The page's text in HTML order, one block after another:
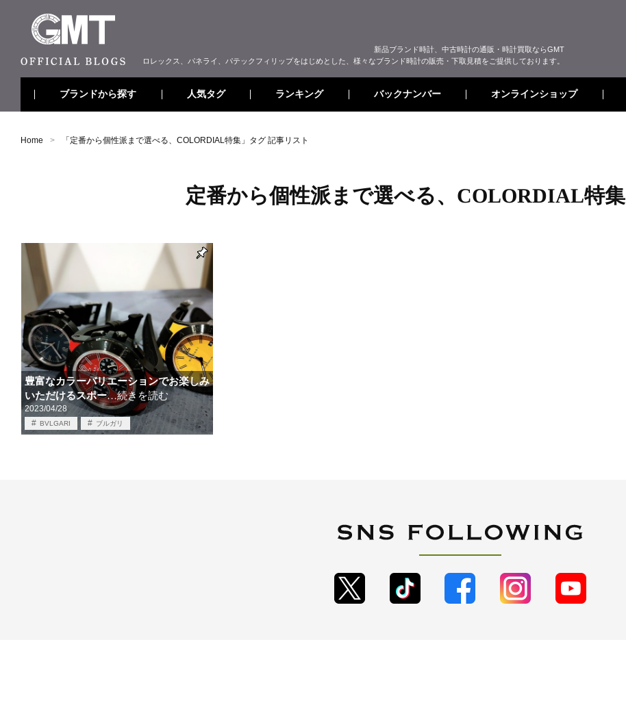
新品ブランド時計、中古時計の通販・時計買取ならGMT
ロレックス、パネライ、パテックフィリップをはじめとした、様々なブランド時計の販売・下取見積をご提供しております。
ブランドから探す 人気タグ ランキング バックナンバー オンラインショップ
Home 「 定番から個性派まで選べる、COLORDIAL特集 」タグ 記事リスト
定番から個性派まで選べる、COLORDIAL特集
豊富なカラーバリエーションでお楽しみ
いただけるスポー…続きを読む
2023/04/28
BVLGARI ブルガリ